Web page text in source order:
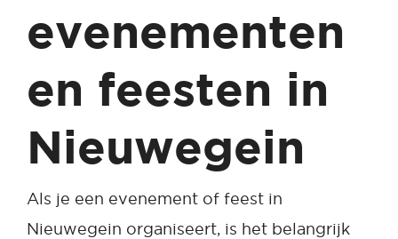
evenementen
en feesten in
Nieuwegein
Als je een evenement of feest in
Nieuwegein organiseert, is het belangrijk